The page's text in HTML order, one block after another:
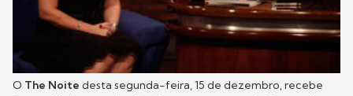
O The Noite desta segunda-feira, 15 de dezembro, recebe